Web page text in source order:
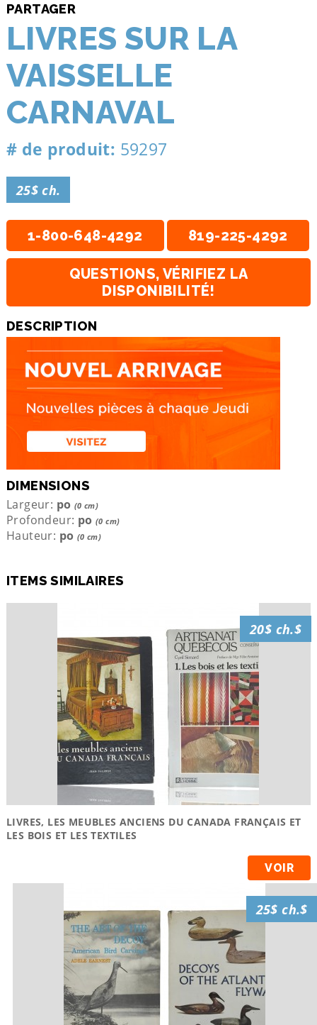
PARTAGER
LIVRES SUR LA
VAISSELLE
CARNAVAL
# de produit: 59297
25$ ch.
1-800-648-4292 819-225-4292
QUESTIONS, VÉRIFIEZ LA
DISPONIBILITÉ!
DESCRIPTION
DIMENSIONS
Largeur: po (0 cm)
Profondeur: po (0 cm)
Hauteur: po (0 cm)
ITEMS SIMILAIRES
LIVRES, LES MEUBLES ANCIENS DU CANADA FRANÇAIS ET
LES BOIS ET LES TEXTILES
VOIR
20$ ch.$
25$ ch.$